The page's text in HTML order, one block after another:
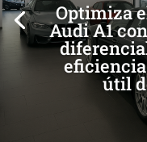
Optimiza
Audi A1
útil